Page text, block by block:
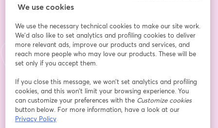
Nome*
Cognome *
We use cookies
We use the necessary technical cookies to make our site work.
We'd also like to set analytics and profiling cookies to deliver
more relevant ads, improve our products and services, and
reach more people who may love our products. These will be
set only if you accept them.
If you close this message, we won’t set analytics and profiling
cookies, and this won’t limit your browsing experience. You
can customize your preferences with the Customize cookies
button below. For more information, have a look at our
Privacy Policy